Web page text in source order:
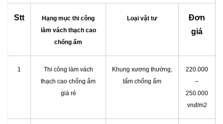
Stt
Hạng mục thi công
làm vách thạch cao
chống ẩm
Loại vật tư
Đơn
giá
1
Thi công làm vách
thạch cao chống ẩm
giá rẻ
Khung xương thường,
tấm chống ẩm
220.000
–
250.000
vnđ/m2